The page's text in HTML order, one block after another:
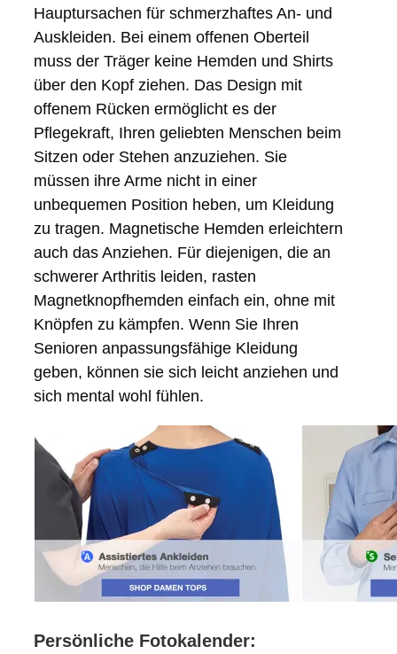
Hauptursachen für schmerzhaftes An- und
Auskleiden. Bei einem offenen Oberteil
muss der Träger keine Hemden und Shirts
über den Kopf ziehen. Das Design mit
offenem Rücken ermöglicht es der
Pflegekraft, Ihren geliebten Menschen beim
Sitzen oder Stehen anzuziehen. Sie
müssen ihre Arme nicht in einer
unbequemen Position heben, um Kleidung
zu tragen. Magnetische Hemden erleichtern
auch das Anziehen. Für diejenigen, die an
schwerer Arthritis leiden, rasten
Magnetknopfhemden einfach ein, ohne mit
Knöpfen zu kämpfen. Wenn Sie Ihren
Senioren anpassungsfähige Kleidung
geben, können sie sich leicht anziehen und
sich mental wohl fühlen.
Persönliche Fotokalender: